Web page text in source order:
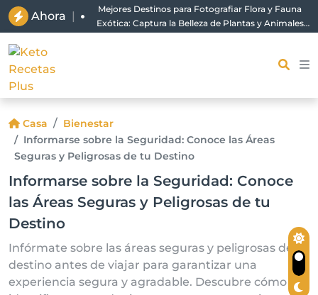
Ahora |
Mejores Destinos para Fotografiar Flora y Fauna
Exótica: Captura la Belleza de Plantas y Animales
Casa
Bienestar
Informarse sobre la Seguridad: Conoce las Áreas
Seguras y Peligrosas de tu Destino
Informarse sobre la Seguridad: Conoce
las Áreas Seguras y Peligrosas de tu
Destino
Infórmate sobre las áreas seguras y peligrosas de tu
destino antes de viajar para garantizar una
experiencia segura y agradable. Descubre cómo